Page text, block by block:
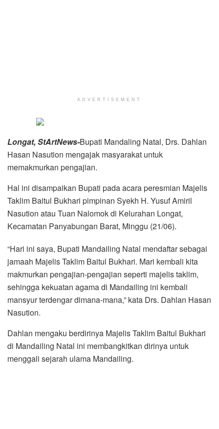
ADVERTISEMENT
Longat, StArtNews-Bupati Mandaling Natal, Drs. Dahlan
Hasan Nasution mengajak masyarakat untuk
memakmurkan pengajian.
Hal ini disampaikan Bupati pada acara peresmian Majelis
Taklim Baitul Bukhari pimpinan Syekh H. Yusuf Amiril
Nasution atau Tuan Nalomok di Kelurahan Longat,
Kecamatan Panyabungan Barat, Minggu (21/06).
“Hari ini saya, Bupati Mandailing Natal mendaftar sebagai
jamaah Majelis Taklim Baitul Bukhari. Mari kembali kita
makmurkan pengajian-pengajian seperti majelis taklim,
sehingga kekuatan agama di Mandailing ini kembali
mansyur terdengar dimana-mana,” kata Drs. Dahlan Hasan
Nasution.
Dahlan mengaku berdirinya Majelis Taklim Baitul Bukhari
di Mandailing Natal ini membangkitkan dirinya untuk
menggali sejarah ulama Mandailing.